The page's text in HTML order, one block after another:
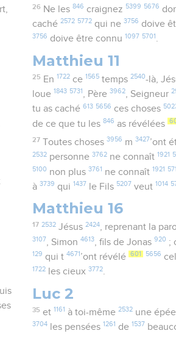
26 Ne les 846 craignez 5399 5676
caché2572 5772 qui ne3756 doive
3756 doive être connu 1097 5701 .
Matthieu 11
25 En 1722ce 1565temps 2540-là,
loue 1843 5731 , Père3962, Seigneur
tu as caché613 5656 ces choses
de ce que tu les846 as révélées
27 Toutes choses 3956 m 3427’ont
2532 personne3762 ne connaît 1921
5100 non plus3761 ne connaît 1921
à3739 qui 1437 le Fils 5207 veut 1014
Matthieu 16
17 2532Jésus 2424, reprenant la
3107 , Simon4613 , fils de Jonas920 ;
129 qui t4671 ’ont révélé 601 5656
1722 les cieux3772.
Luc 2
35 et 1161 à toi-même 2532une épée
3704 les pensées 1261 de 1537